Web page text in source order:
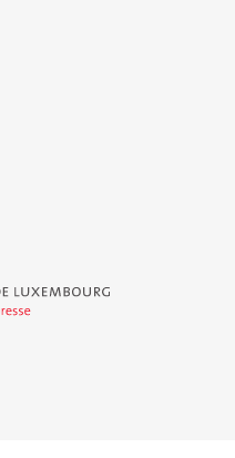
de Luxembourg - Service